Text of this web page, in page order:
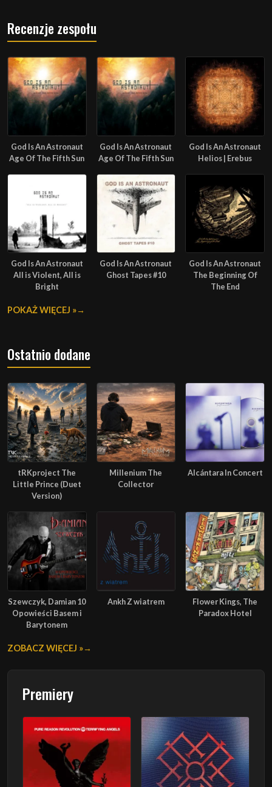
Recenzje zespołu
God Is An Astronaut
Age Of The Fifth Sun
God Is An Astronaut
Age Of The Fifth Sun
God Is An Astronaut
Helios | Erebus
God Is An Astronaut
All is Violent, All is
Bright
God Is An Astronaut
Ghost Tapes #10
God Is An Astronaut
The Beginning Of
The End
POKAŻ WIĘCEJ »
Ostatnio dodane
tRKproject The
Little Prince (Duet
Version)
Millenium The
Collector
Alcántara In Concert
Szewczyk, Damian 10
Opowieści Basem i
Barytonem
Ankh Z wiatrem
Flower Kings, The
Paradox Hotel
ZOBACZ WIĘCEJ »
Premiery